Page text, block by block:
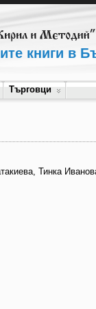
книги в
Търговци
Тинка